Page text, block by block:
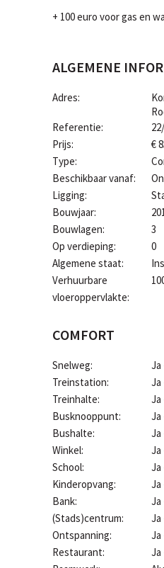
+ 100 euro voor gas en
ALGEMENE
Adres:
Referentie:
Prijs:
€
Type:
Beschikbaar vanaf:
Ligging:
Bouwjaar:
Bouwlagen:
3
Op verdieping:
0
Algemene staat:
Verhuurbare
vloeroppervlakte:
COMFORT
Snelweg:
Ja
Treinstation:
Ja
Treinhalte:
Ja
Busknooppunt:
Ja
Bushalte:
Ja
Winkel:
Ja
School:
Ja
Kinderopvang:
Ja
Bank:
Ja
(Stads)centrum:
Ja
Ontspanning:
Ja
Restaurant:
Ja